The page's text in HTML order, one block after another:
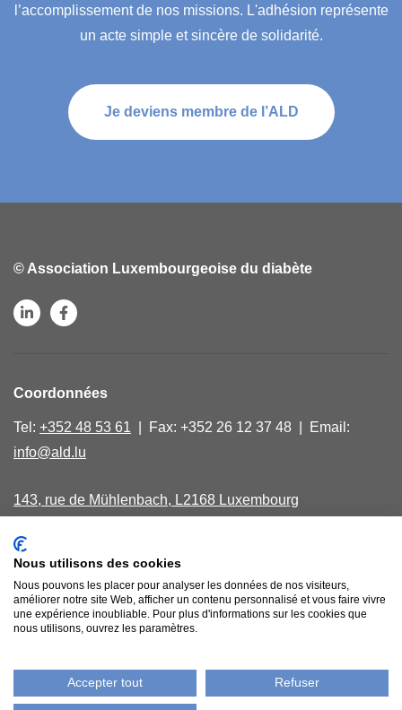
l’accomplissement de nos missions. L'adhésion représente
un acte simple et sincère de solidarité.
Je deviens membre de l’ALD
© Association Luxembourgeoise du diabète
Coordonnées
Tel: +352 48 53 61 | Fax: +352 26 12 37 48 | Email:
info@ald.lu
143, rue de Mühlenbach, L2168 Luxembourg
40, avenue Salentiny, L 9040 Ettelbruck
Jeudi matin sur rendez-vous
Politique de confidentialité
Nous utilisons des cookies
Nous pouvons les placer pour analyser les données de nos visiteurs,
améliorer notre site Web, afficher un contenu personnalisé et vous faire vivre
une expérience inoubliable. Pour plus d'informations sur les cookies que
nous utilisons, ouvrez les paramètres.
Accepter tout Refuser